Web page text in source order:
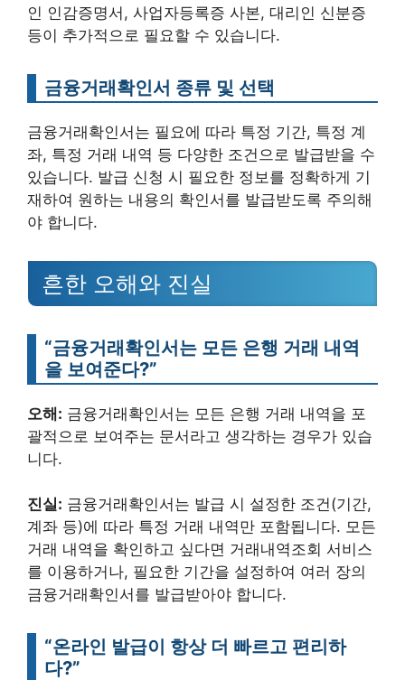
인 인감증명서, 사업자등록증 사본, 대리인 신분증
등이 추가적으로 필요할 수 있습니다.
금융거래확인서 종류 및 선택
금융거래확인서는 필요에 따라 특정 기간, 특정 계
좌, 특정 거래 내역 등 다양한 조건으로 발급받을 수
있습니다. 발급 신청 시 필요한 정보를 정확하게 기
재하여 원하는 내용의 확인서를 발급받도록 주의해
야 합니다.
흔한 오해와 진실
“금융거래확인서는 모든 은행 거래 내역
을 보여준다?”
오해: 금융거래확인서는 모든 은행 거래 내역을 포
괄적으로 보여주는 문서라고 생각하는 경우가 있습
니다.
진실: 금융거래확인서는 발급 시 설정한 조건(기간,
계좌 등)에 따라 특정 거래 내역만 포함됩니다. 모든
거래 내역을 확인하고 싶다면 거래내역조회 서비스
를 이용하거나, 필요한 기간을 설정하여 여러 장의
금융거래확인서를 발급받아야 합니다.
“온라인 발급이 항상 더 빠르고 편리하
다?”